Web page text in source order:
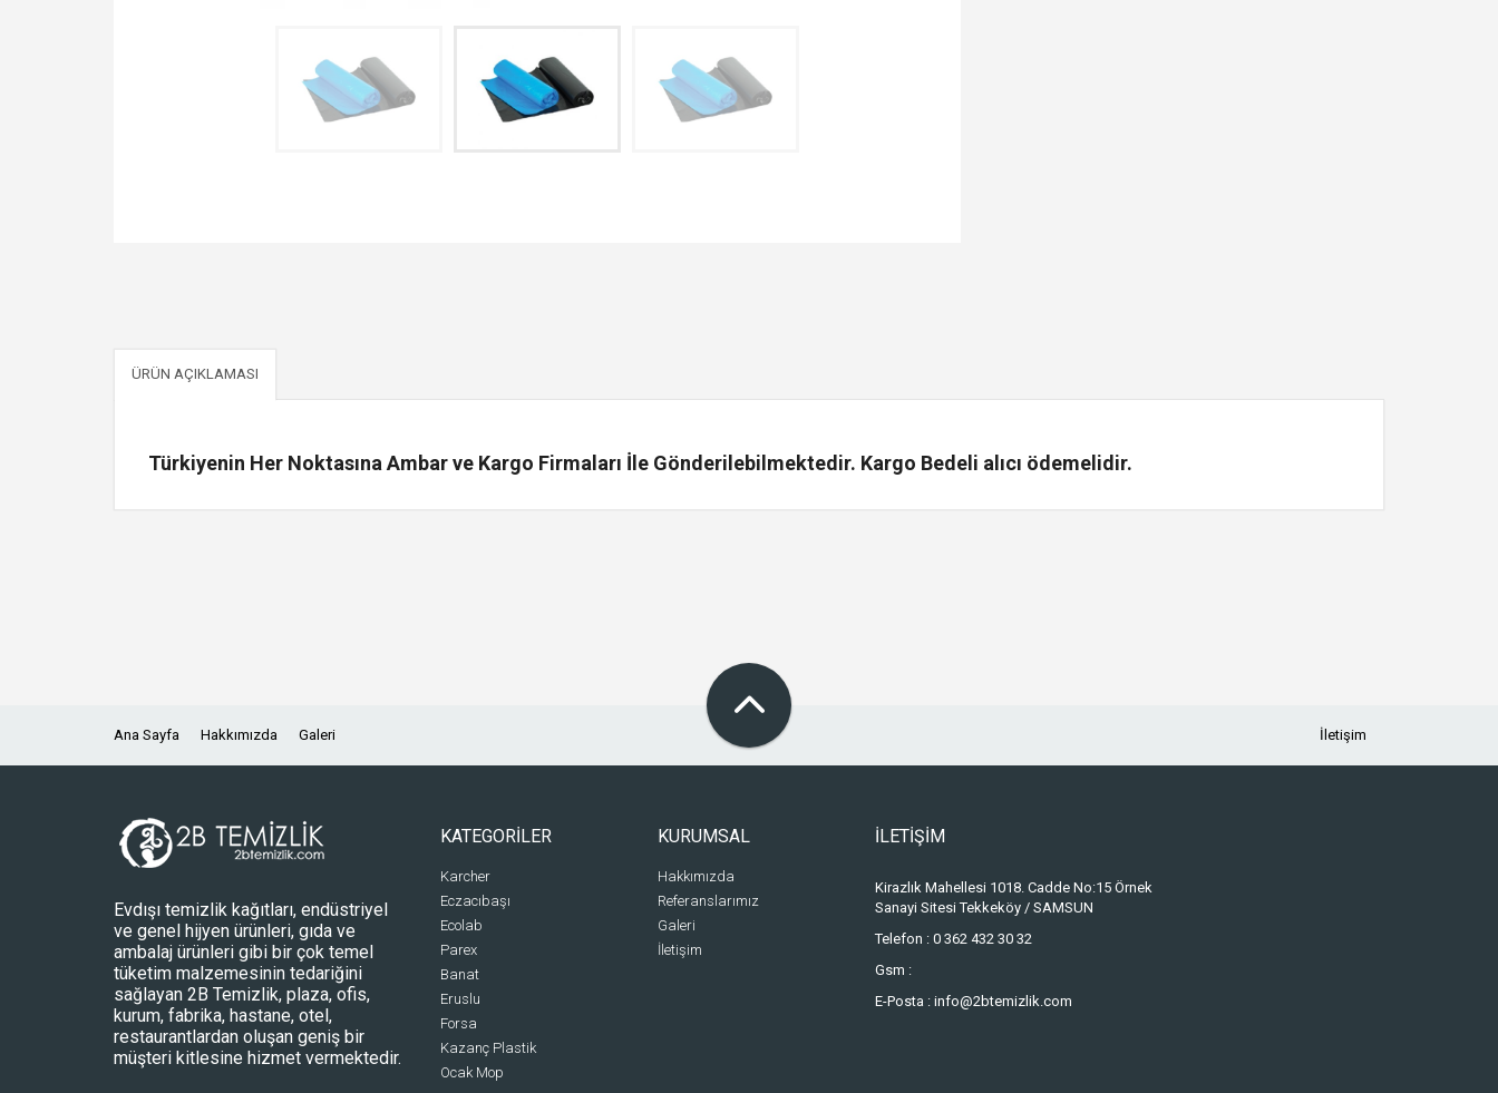
ÜRÜN AÇIKLAMASI
Türkiyenin Her Noktasına Ambar ve Kargo Firmaları İle Gönderilebilmektedir. Kargo Bedeli alıcı ödemelidir.
Ana Sayfa Hakkımızda Galeri İletişim
Evdışı temizlik kağıtları, endüstriyel
ve genel hijyen ürünleri, gıda ve
ambalaj ürünleri gibi bir çok temel
tüketim malzemesinin tedariğini
sağlayan 2B Temizlik, plaza, ofis,
kurum, fabrika, hastane, otel,
restaurantlardan oluşan geniş bir
müşteri kitlesine hizmet vermektedir.
KATEGORİLER
Karcher
Eczacıbaşı
Ecolab
Parex
Banat
Eruslu
Forsa
Kazanç Plastik
Ocak Mop
KURUMSAL
Hakkımızda
Referanslarımız
Galeri
İletişim
İLETİŞİM
Kirazlık Mahellesi 1018. Cadde No:15 Örnek
Sanayi Sitesi Tekkeköy / SAMSUN
Telefon : 0 362 432 30 32
Gsm :
E-Posta : info@2btemizlik.com